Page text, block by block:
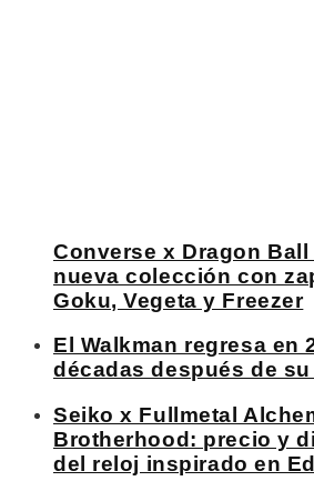
Converse x Dragon
nueva colección con
Goku, Vegeta y Freezer
El Walkman regresa en
décadas después de
Seiko x Fullmetal
Brotherhood: precio y
del reloj inspirado en